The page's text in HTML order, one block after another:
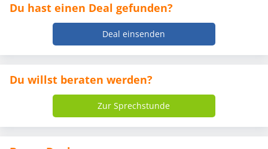
Du hast einen Deal gefunden?
Deal einsenden
Du willst beraten werden?
Zur Sprechstunde